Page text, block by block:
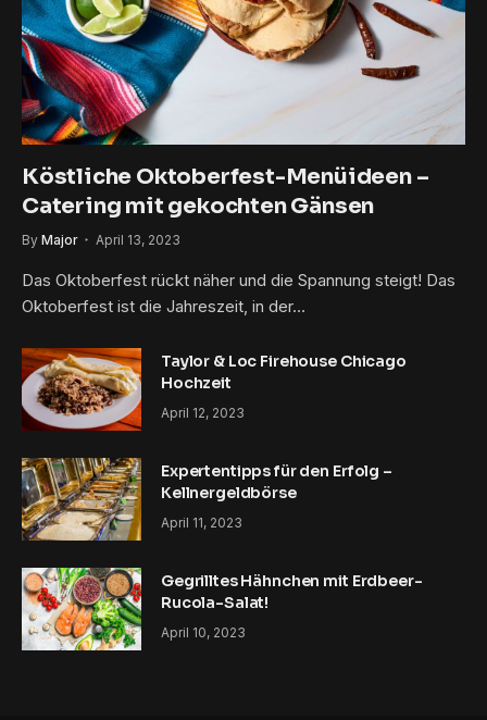
Köstliche Oktoberfest-Menüideen –
Catering mit gekochten Gänsen
By Major April 13, 2023
Das Oktoberfest rückt näher und die Spannung steigt! Das
Oktoberfest ist die Jahreszeit, in der…
Taylor & Loc Firehouse Chicago
Hochzeit
April 12, 2023
Expertentipps für den Erfolg – ​​
Kellnergeldbörse
April 11, 2023
Gegrilltes Hähnchen mit Erdbeer-
Rucola-Salat!
April 10, 2023